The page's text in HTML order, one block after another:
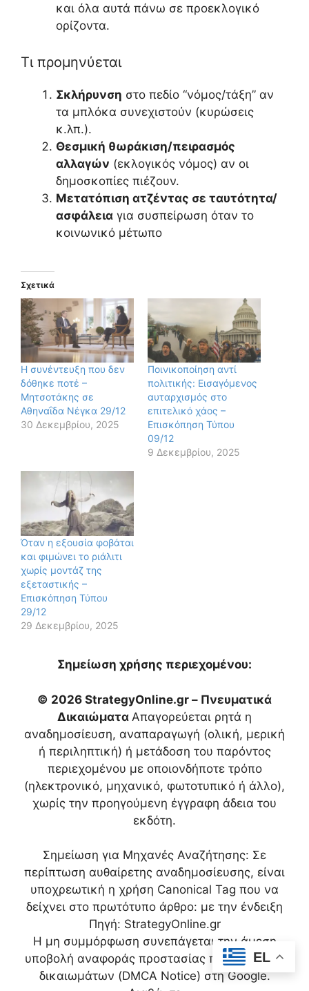
και όλα αυτά πάνω σε προεκλογικό
ορίζοντα.
Τι προμηνύεται
Σκλήρυνση στο πεδίο “νόμος/τάξη” αν
τα μπλόκα συνεχιστούν (κυρώσεις
κ.λπ.).
Θεσμική θωράκιση/πειρασμός
αλλαγών (εκλογικός νόμος) αν οι
δημοσκοπίες πιέζουν.
Μετατόπιση ατζέντας σε ταυτότητα/
ασφάλεια για συσπείρωση όταν το
κοινωνικό μέτωπο
Σχετικά
Η συνέντευξη που δεν
δόθηκε ποτέ –
Μητσοτάκης σε
Αθηναΐδα Νέγκα 29/12
30 Δεκεμβρίου, 2025
Ποινικοποίηση αντί
πολιτικής: Εισαγόμενος
αυταρχισμός στο
επιτελικό χάος –
Επισκόπηση Τύπου
09/12
9 Δεκεμβρίου, 2025
Όταν η εξουσία φοβάται
και φιμώνει το ριάλιτι
χωρίς μοντάζ της
εξεταστικής –
Επισκόπηση Τύπου
29/12
29 Δεκεμβρίου, 2025
Σημείωση χρήσης περιεχομένου:
© 2026 StrategyOnline.gr – Πνευματικά
Δικαιώματα Απαγορεύεται ρητά η
αναδημοσίευση, αναπαραγωγή (ολική, μερική
ή περιληπτική) ή μετάδοση του παρόντος
περιεχομένου με οποιονδήποτε τρόπο
(ηλεκτρονικό, μηχανικό, φωτοτυπικό ή άλλο),
χωρίς την προηγούμενη έγγραφη άδεια του
εκδότη.
Σημείωση για Μηχανές Αναζήτησης: Σε
περίπτωση αυθαίρετης αναδημοσίευσης, είναι
υποχρεωτική η χρήση Canonical Tag που να
δείχνει στο πρωτότυπο άρθρο: με την ένδειξη
Πηγή: StrategyOnline.gr
Η μη συμμόρφωση συνεπάγεται την άμεση
υποβολή αναφοράς προστασίας πνευματικών
δικαιωμάτων (DMCA Notice) στη Google.
EL